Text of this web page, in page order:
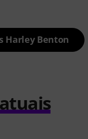
Harley Benton